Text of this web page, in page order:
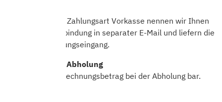
Bei Auswahl der Zahlungsart Vorkasse nennen wir Ihnen
unsere Bankverbindung in separater E-Mail und liefern die
Ware nach Zahlungseingang.
Barzahlung bei Abholung
Sie zahlen den Rechnungsbetrag bei der Abholung bar.